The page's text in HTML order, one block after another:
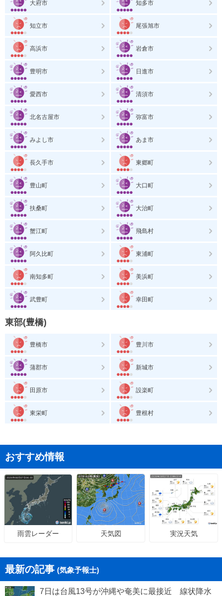
大府市 知多市
知立市 尾張旭市
高浜市 岩倉市
豊明市 日進市
愛西市 清須市
北名古屋市 弥富市
みよし市 あま市
長久手市 東郷町
豊山町 大口町
扶桑町 大治町
蟹江町 飛島村
阿久比町 東浦町
南知多町 美浜町
武豊町 幸田町
東部(豊橋)
豊橋市 豊川市
蒲郡市 新城市
田原市 設楽町
東栄町 豊根村
おすすめ情報
雨雲レーダー 天気図 実況天気
最新の記事 (気象予報士)
7日は台風13号が沖縄や奄美に最接近 線状降水